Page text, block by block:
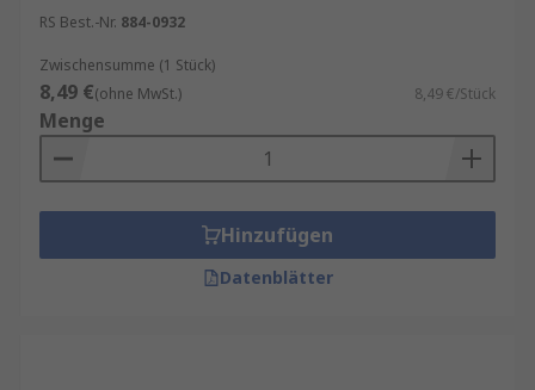
RS Best.-Nr. 884-0932
Zwischensumme (1 Stück)
8,49 €(ohne MwSt.) 8,49 €/Stück
Menge
Hinzufügen
Datenblätter